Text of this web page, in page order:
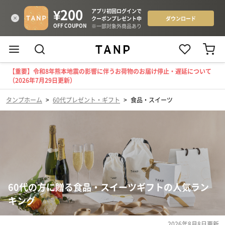
【重要】令和8年熊本地震の影響に伴うお荷物のお届け停止・遅延について
（2026年7月29日更新）
タンプホーム > 60代プレゼント・ギフト > 食品・スイーツ
60代の方に贈る食品・スイーツギフトの人気ラン
キング